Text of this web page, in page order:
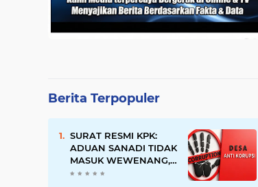
Berita Terpopuler
SURAT RESMI KPK:
ADUAN SANADI TIDAK
MASUK WEWENANG,
DESA BABAKAN